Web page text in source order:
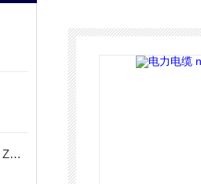
NHBV耐火电线图片型号规格及与BV、ZRBV区别？